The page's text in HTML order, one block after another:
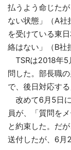
払うよう命じた
ない状態」（A
を受けている東
絡はない」（B社
TSRは2018年5
問した。部長職
で、後日対応す
改めて6月5日
員が、「質問を
と約束した。だ
送付したが、6月